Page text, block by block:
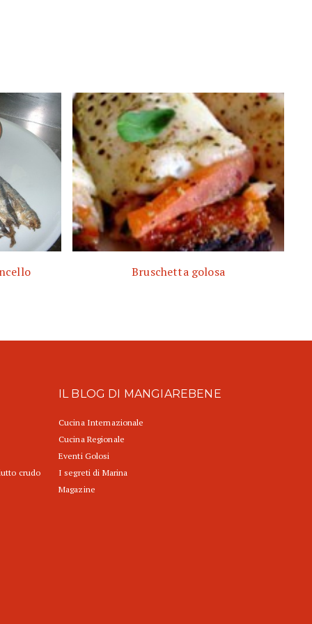
Bruschetta golosa
crudo
IL BLOG DI MANGIAREBENE
Cucina Internazionale
Cucina Regionale
Eventi Golosi
I segreti di Marina
Magazine